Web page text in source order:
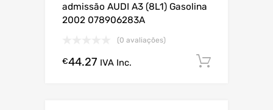
admissão AUDI A3 (8L1) Gasolina
2002 078906283A
(0 avaliações)
€44.27 IVA Inc.